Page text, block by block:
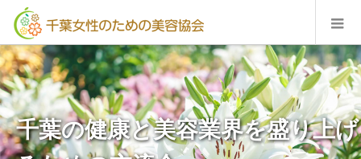
千葉の健康と美容業界を盛り上げ